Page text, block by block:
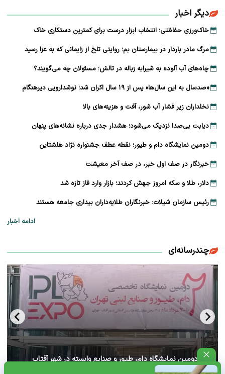
دیگر اخبار
خاک‌ورزی حفاظتی؛ انتخاب ابزار درست برای کمترین دستکاری خاک
مرگ مادر باردار در بیمارستان بم؛ روایتی تلخ از زایمانی که به عزا رسید
چاه‌های آب آلوده به شیرابه زباله در تالش؛ مسئولان چه می‌گویند؟
«صدسال به این سال‌ها» پس از ۱۹ سال اکران شد؛ نوشدارویی دیرهنگام
نخلداران زیر فشار آب شور، آفت و هزینه‌های بالا
دیابت بی‌صدا نزدیک می‌شود؛ هشدار جدی درباره نشانه‌های پنهان
دومین نمایشگاه دام و طیور؛ نقطه عطف جشنواره نژاد هلشتاین
خبرنگار در صف اول خبر، در صف آخر معیشت
دلار، طلا و سکه امروز جهش کردند؛ بازار وارد فاز تازه شد
رئیس سازمان شیلات: خبرنگاران طلایه‌داران بیداری جامعه هستند
ادامه اخبار
چندرسانه‌ای
آغاز دومین نمایشگاه دام، طیور و صنایع وابسته در شهر آفتاب
تهران+ ویدئو